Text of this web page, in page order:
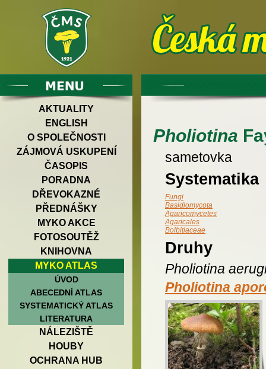
AKTUALITY
ENGLISH
O SPOLEČNOSTI
ZÁJMOVÁ USKUPENÍ
ČASOPIS
PORADNA
DŘEVOKAZNÉ
PŘEDNÁŠKY
MYKO AKCE
FOTOSOUTĚŽ
KNIHOVNA
MYKO ATLAS
ÚVOD
ABECEDNÍ ATLAS
SYSTEMATICKÝ ATLAS
LITERATURA
NÁLEZIŠTĚ
HOUBY
OCHRANA HUB
Pholiotina
sametovka
Systematika
Fungi
Basidiomycota
Agaricomycetes
Agaricales
Bolbitiaceae
Druhy
Pholiotina
Pholiotina